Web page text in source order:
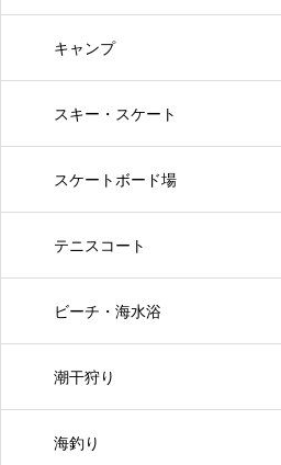
キャンプ
スキー・スケート
スケートボード場
テニスコート
ビーチ・海水浴
潮干狩り
海釣り